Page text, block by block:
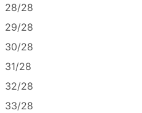
28/28
29/28
30/28
31/28
32/28
33/28